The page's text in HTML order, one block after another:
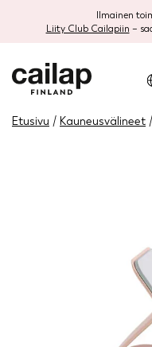
Ilmainen
Liity Club Cailapiin –
Etusivu / Kauneusvälineet